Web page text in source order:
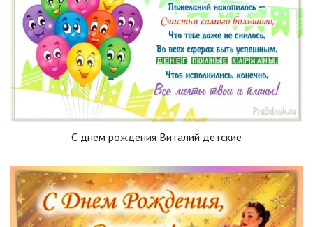
С днем рождения Виталий детские